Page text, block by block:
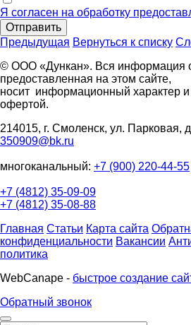
Я согласен на обработку
Отправить
Предыдущая Вернуться к списку
© ООО «Дункан». Вся информация
предоставленная на этом сайте,
носит информационный характер и
офертой.
214015, г. Смоленск, ул. Парковая,
350909@bk.ru
многоканальный: +7 (900) 220-44-55
+7 (4812) 35-09-09
+7 (4812) 35-08-88
Главная Статьи Карта сайта
конфиденциальности Вакансии
политика
WebCanape - быстрое создание
Обратный звонок